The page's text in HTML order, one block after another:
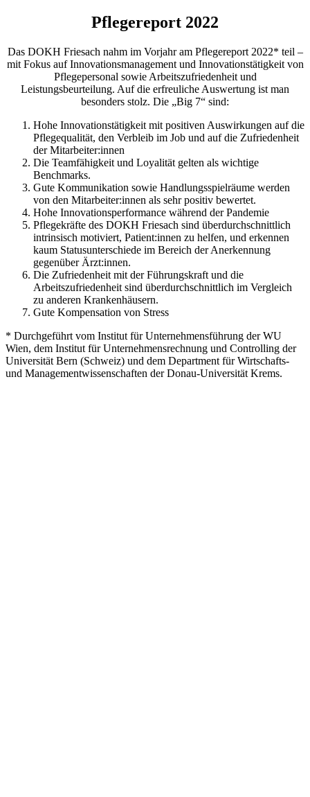
Pflegereport 2022
Das DOKH Friesach nahm im Vorjahr am Pflegereport 2022* teil –
mit Fokus auf Innovationsmanagement und Innovationstätigkeit von
Pflegepersonal sowie Arbeitszufriedenheit und
Leistungsbeurteilung. Auf die erfreuliche Auswertung ist man
besonders stolz. Die „Big 7“ sind:
Hohe Innovationstätigkeit mit positiven Auswirkungen auf die
Pflegequalität, den Verbleib im Job und auf die Zufriedenheit
der Mitarbeiter:innen
Die Teamfähigkeit und Loyalität gelten als wichtige
Benchmarks.
Gute Kommunikation sowie Handlungsspielräume werden
von den Mitarbeiter:innen als sehr positiv bewertet.
Hohe Innovationsperformance während der Pandemie
Pflegekräfte des DOKH Friesach sind überdurchschnittlich
intrinsisch motiviert, Patient:innen zu helfen, und erkennen
kaum Statusunterschiede im Bereich der Anerkennung
gegenüber Ärzt:innen.
Die Zufriedenheit mit der Führungskraft und die
Arbeitszufriedenheit sind überdurchschnittlich im Vergleich
zu anderen Krankenhäusern.
Gute Kompensation von Stress
* Durchgeführt vom Institut für Unternehmensführung der WU
Wien, dem Institut für Unternehmensrechnung und Controlling der
Universität Bern (Schweiz) und dem Department für Wirtschafts-
und Managementwissenschaften der Donau-Universität Krems.